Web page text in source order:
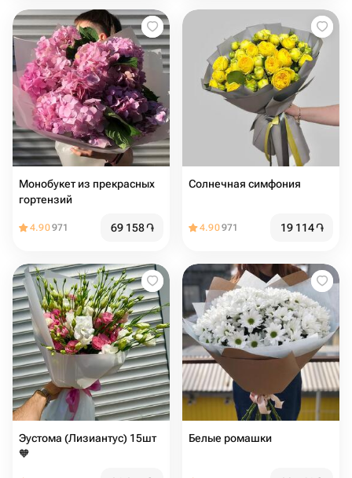
Монобукет из прекрасных
гортензий
4.90971 69 158֏
Солнечная симфония
4.90971 19 114֏
Эустома (Лизиантус) 15шт
🧡
Белые ромашки